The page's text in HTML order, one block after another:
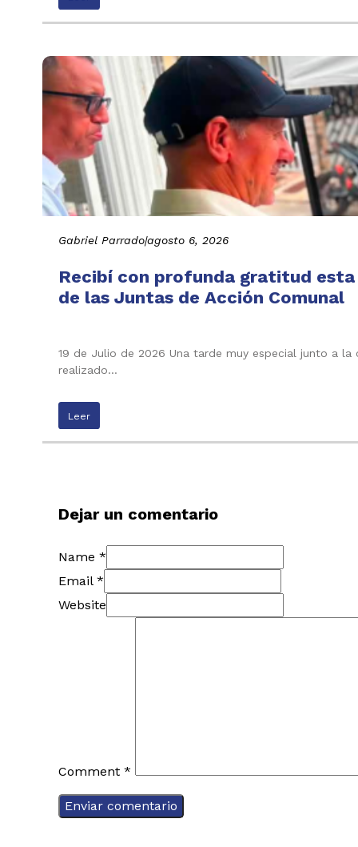
Gabriel Parrado|agosto 6, 2026
Recibí con profunda gratitud
de las Juntas de Acción Comunal
19 de Julio de 2026 Una tarde muy especial junto a
realizado…
Leer
Dejar un comentario
Name *
Email *
Website
Comment *